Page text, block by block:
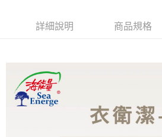
信用卡付款後門市自取
每筆NT$120，滿NT$1,500(含以上)免運費
詳細說明 商品規格